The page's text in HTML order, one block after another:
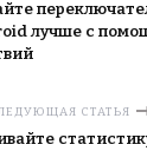
лучше с
СТАТЬЯ